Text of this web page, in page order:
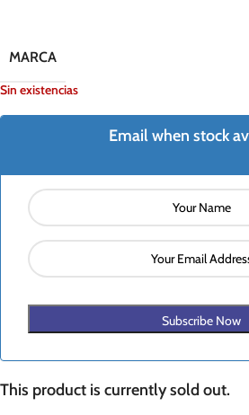
MARCA
Sin existencias
Email when stock
Subscribe Now
This product is currently sold out.